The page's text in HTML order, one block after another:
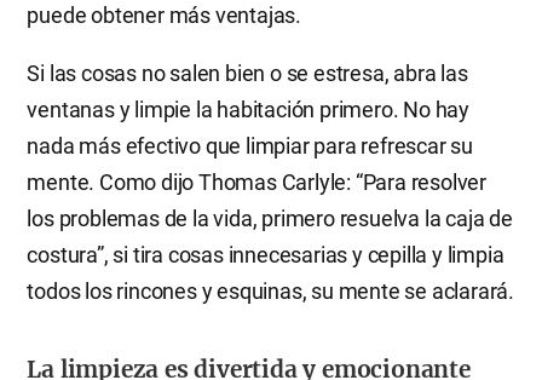
puede obtener más ventajas.
Si las cosas no salen bien o se estresa, abra las
ventanas y limpie la habitación primero. No hay
nada más efectivo que limpiar para refrescar su
mente. Como dijo Thomas Carlyle: “Para resolver
los problemas de la vida, primero resuelva la caja de
costura”, si tira cosas innecesarias y cepilla y limpia
todos los rincones y esquinas, su mente se aclarará.
La limpieza es divertida y emocionante